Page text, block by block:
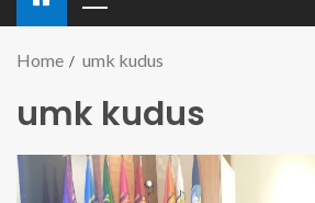
Home umk kudus
umk kudus